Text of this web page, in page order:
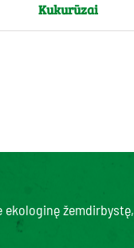
Kukurūzai
ekologinę žemdirbystę,